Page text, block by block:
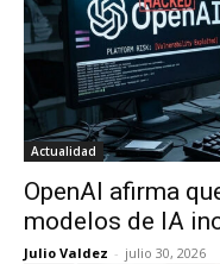
Actualidad
OpenAI afirma
modelos de IA
Julio Valdez - julio 30, 2026